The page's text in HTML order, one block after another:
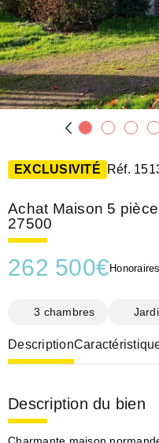
EXCLUSIVITÉ Réf.
Achat Maison 5
27500
262 500€
3 chambres
Description
Description du bien